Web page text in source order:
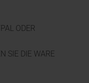
ODER
SIE DIE WARE